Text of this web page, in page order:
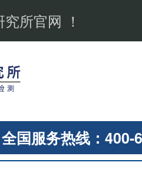
所官网 ！
全国服务热线：400-